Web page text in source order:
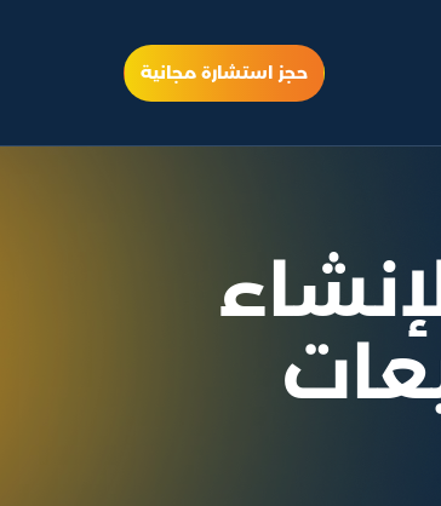
حجز استشارة مجانية
أسرار لإنشاء